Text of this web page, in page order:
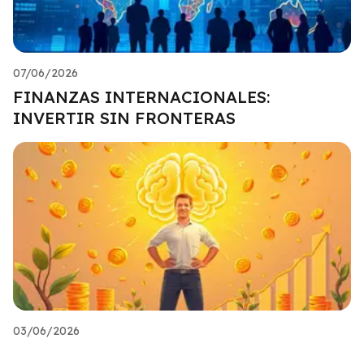
07/06/2026
FINANZAS INTERNACIONALES:
INVERTIR SIN FRONTERAS
03/06/2026